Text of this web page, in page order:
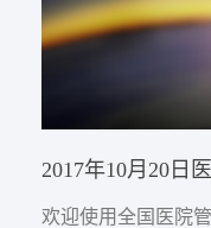
2017年10月20日
欢迎使用全国医院